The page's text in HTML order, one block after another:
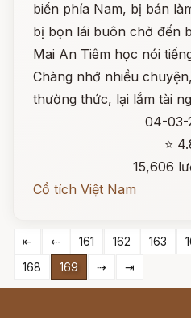
biển phía Nam, bị bán
bị bọn lái buôn chở đến
Mai An Tiêm học nói
Chàng nhớ nhiều
thường thức, lại lắm tài
04-03-
⭐
15,606
Cổ tích Việt Nam
⇤ ⇠ 161 162 163
168
169 ⇢ ⇥